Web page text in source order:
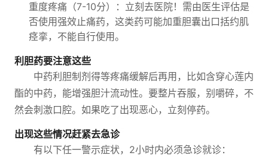
重度疼痛（7-10分）：立刻去医院！需由医生评估是
否使用强效止痛药，这类药可能加重胆囊出口括约肌
痉挛，不能自行使用。
利胆药要注意这些
中药利胆制剂得等疼痛缓解后再用，比如含穿心莲内
酯的中药，能增强胆汁流动性。要整片吞服，别嚼碎，不
然会刺激口腔。如果吃了出现恶心，立刻停药。
出现这些情况赶紧去急诊
有以下任一警示症状，2小时内必须急诊就诊：